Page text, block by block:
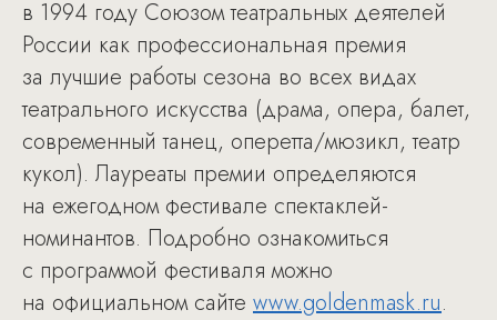
в 1994 году Союзом театральных деятелей
России как профессиональная премия
за лучшие работы сезона во всех видах
театрального искусства (драма, опера, балет,
современный танец, оперетта/мюзикл, театр
кукол). Лауреаты премии определяются
на ежегодном фестивале спектаклей-
номинантов. Подробно ознакомиться
с программой фестиваля можно
на официальном сайте www.goldenmask.ru.